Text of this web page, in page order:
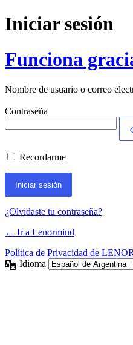
Iniciar sesión
Funciona
Nombre de usuario o correo
Contraseña
Recordarme
¿Olvidaste tu contraseña?
← Ir a Lenormind
Política de Privacidad de
Idioma